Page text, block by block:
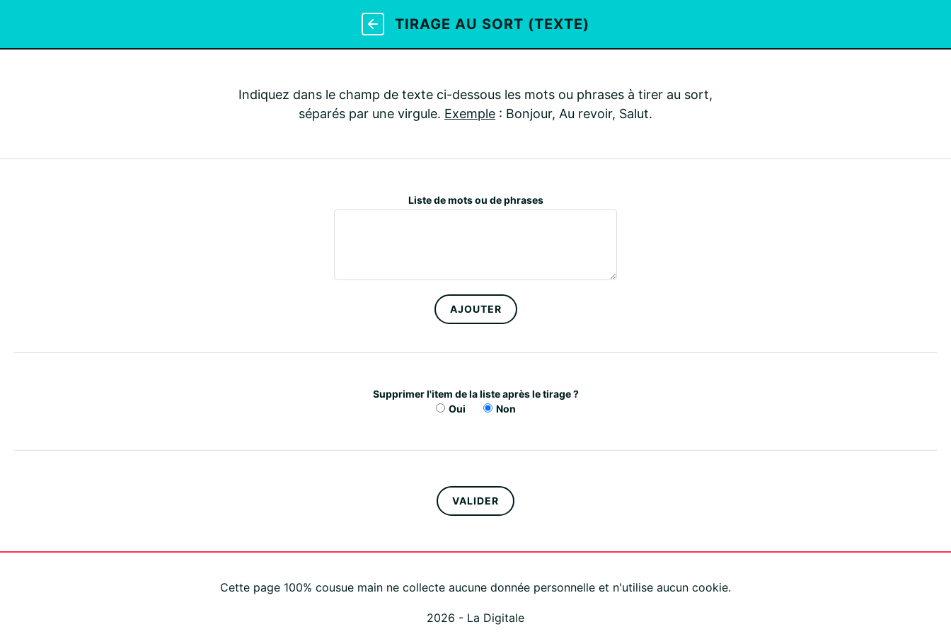
TIRAGE AU SORT (TEXTE)
Indiquez dans le champ de texte ci-dessous les mots ou phrases à tirer au sort,
séparés par une virgule. Exemple : Bonjour, Au revoir, Salut.
Liste de mots ou de phrases
AJOUTER
Supprimer l'item de la liste après le tirage ?
Oui
Non
VALIDER
Cette page 100% cousue main ne collecte aucune donnée personnelle et n'utilise aucun cookie.
2026 - La Digitale